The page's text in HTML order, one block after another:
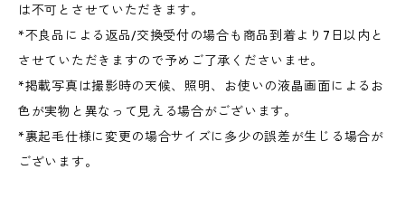
は不可とさせていただきます。
*不良品による返品/交換受付の場合も商品到着より7日以内と
させていただきますので予めご了承くださいませ。
*掲載写真は撮影時の天候、照明、お使いの液晶画面によるお
色が実物と異なって見える場合がございます。
*裏起毛仕様に変更の場合サイズに多少の誤差が生じる場合が
ございます。